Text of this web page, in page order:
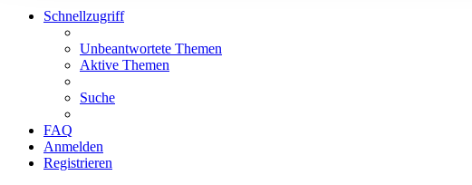
Schnellzugriff
Unbeantwortete Themen
Aktive Themen
Suche
FAQ
Anmelden
Registrieren